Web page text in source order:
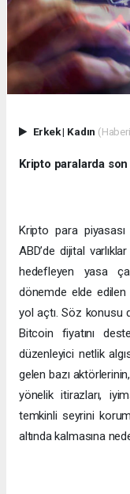
Erkek| Kadın
Kripto paralarda
Kripto para piyasası
ABD’de dijital
hedefleyen yasa
dönemde elde edilen
yol açtı. Söz konusu
Bitcoin fiyatını
düzenleyici netlik
gelen bazı
yönelik itirazları,
temkinli seyrini
altında kalmasına